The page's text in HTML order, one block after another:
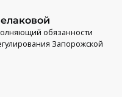
обязанности
Запорожской